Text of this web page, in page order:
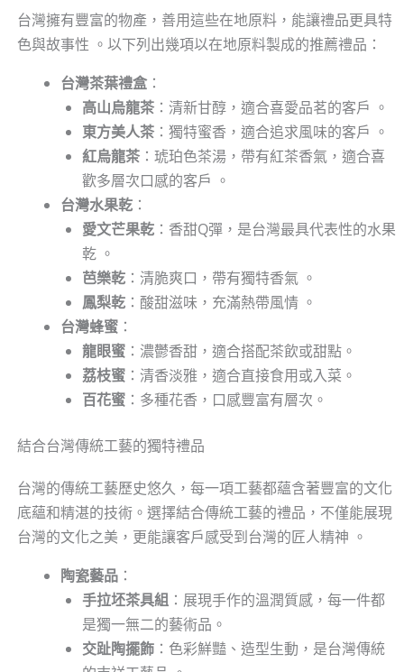
台灣擁有豐富的物產，善用這些在地原料，能讓禮品更具特
色與故事性 。以下列出幾項以在地原料製成的推薦禮品：
台灣茶葉禮盒：
高山烏龍茶：清新甘醇，適合喜愛品茗的客戶 。
東方美人茶：獨特蜜香，適合追求風味的客戶 。
紅烏龍茶：琥珀色茶湯，帶有紅茶香氣，適合喜
歡多層次口感的客戶 。
台灣水果乾：
愛文芒果乾：香甜Q彈，是台灣最具代表性的水果
乾 。
芭樂乾：清脆爽口，帶有獨特香氣 。
鳳梨乾：酸甜滋味，充滿熱帶風情 。
台灣蜂蜜：
龍眼蜜：濃鬱香甜，適合搭配茶飲或甜點。
荔枝蜜：清香淡雅，適合直接食用或入菜。
百花蜜：多種花香，口感豐富有層次。
結合台灣傳統工藝的獨特禮品
台灣的傳統工藝歷史悠久，每一項工藝都蘊含著豐富的文化
底蘊和精湛的技術。選擇結合傳統工藝的禮品，不僅能展現
台灣的文化之美，更能讓客戶感受到台灣的匠人精神 。
陶瓷藝品：
手拉坯茶具組：展現手作的溫潤質感，每一件都
是獨一無二的藝術品。
交趾陶擺飾：色彩鮮豔、造型生動，是台灣傳統